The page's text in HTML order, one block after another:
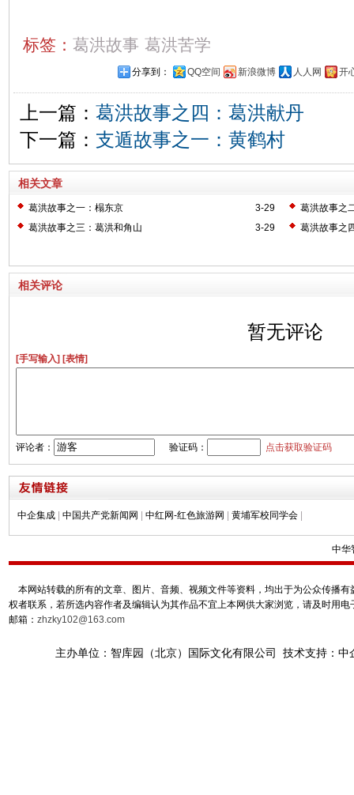
标签： 葛洪故事 葛洪苦学
分享到： QQ空间 新浪微博 人人网 开
上一篇： 葛洪故事之四：葛洪献丹
下一篇： 支遁故事之一：黄鹤村
相关文章
3-29
葛洪故事之一：榻东京
葛洪故事之
3-29
葛洪故事之三：葛洪和角山 葛洪故事之
相关评论
暂无评论
[手写输入] [表情]
评论者： 验证码： 点击获取验证码
中企集成 | 中国共产党新闻网 | 中红网-红色旅游网 | 黄埔军校同学会 |
中华
本网站转载的所有的文章、图片、音频、视频文件等资料，均出于为公众传播
权者联系，若所选内容作者及编辑认为其作品不宜上本网供大家浏览，请及时用
邮箱： zhzky102@163.com
主办单位：智库园（北京）国际文化有限公司 技术支持：